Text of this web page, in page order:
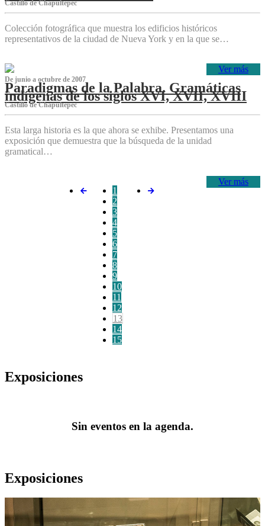
Castillo de Chapultepec
Colección fotográfica que muestra los edificios históricos
representativos de la ciudad de Nueva York y en la que se…
Ver más
De junio a octubre de 2007
Paradigmas de la Palabra. Gramáticas
indígenas de los siglos XVI, XVII, XVIII
Castillo de Chapultepec
Esta larga historia es la que ahora se exhibe. Presentamos una
exposición que demuestra que la búsqueda de la unidad
gramatical…
Ver más
1
2
3
4
5
6
7
8
9
10
11
12
13
14
15
Exposiciones
Sin eventos en la agenda.
Exposiciones